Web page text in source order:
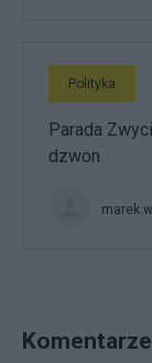
Polityka
Parada
dzwon
marek.w
Komentarze